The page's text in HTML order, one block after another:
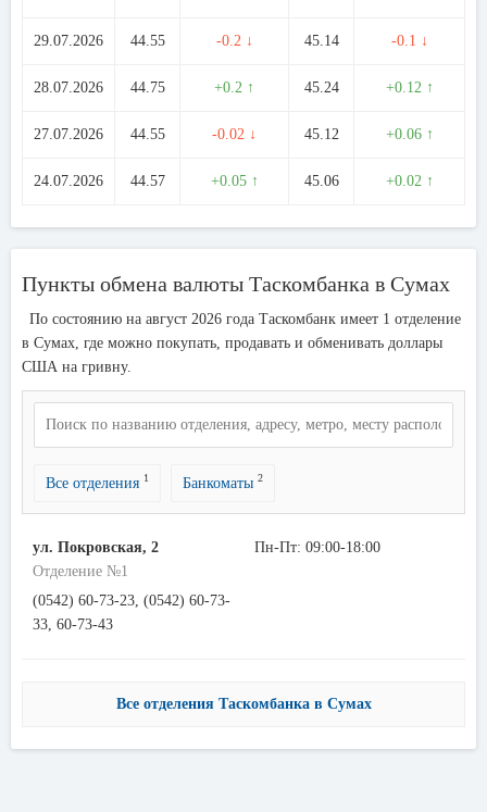
29.07.2026 44.55 -0.2 ↓ 45.14 -0.1 ↓
28.07.2026 44.75 +0.2 ↑ 45.24 +0.12 ↑
27.07.2026 44.55 -0.02 ↓ 45.12 +0.06 ↑
24.07.2026 44.57 +0.05 ↑ 45.06 +0.02 ↑
Пункты обмена валюты Таскомбанка в Сумах
По состоянию на август 2026 года Таскомбанк имеет 1 отделение
в Сумах, где можно покупать, продавать и обменивать доллары
США на гривну.
Все отделения 1 Банкоматы 2
ул. Покровская, 2
Отделение №1
(0542) 60-73-23, (0542) 60-73-
33, 60-73-43
Пн-Пт: 09:00-18:00
Все отделения Таскомбанка в Сумах